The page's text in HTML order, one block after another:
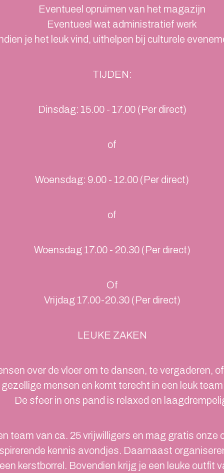
Eventueel opruimen van het magazijn
Eventueel wat administratief werk
je het leuk vind, uithelpen bij culturele
TIJDEN:
Dinsdag: 15.00 - 17.00 (Per direct)
of
Woensdag: 9.00 - 12.00 (Per direct)
of
Woensdag 17.00 - 20.30 (Per direct)
Of
Vrijdag 17.00-20.30 (Per direct)
LEUKE ZAKEN
over de vloer om te dansen, te vergaderen,
mensen en komt terecht in een leuk
De sfeer in ons pand is relaxed en
team van ca. 25 vrijwilligers en mag gratis onze
kennis avondjes. Daarnaast
kerstborrel. Bovendien krijg je een leuke outfit